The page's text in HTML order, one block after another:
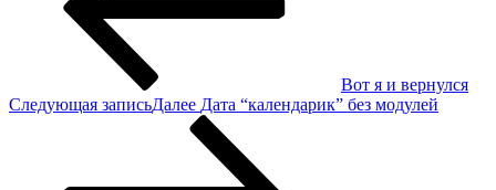
Вот я и вернулся
Следующая записьДалее Дата “календарик” без модулей